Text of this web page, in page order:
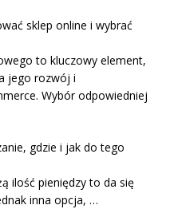
sklep online i wybrać
to kluczowy element,
jego rozwój i
Wybór odpowiedniej
gdzie i jak do tego
ilość pieniędzy to da się
inna opcja, …